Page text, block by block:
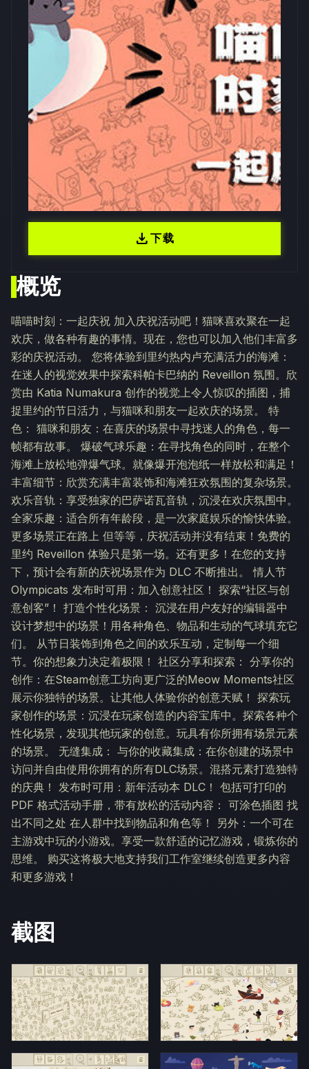
概览
喵喵时刻：一起庆祝 加入庆祝活动吧！猫咪喜欢聚在一起
欢庆，做各种有趣的事情。现在，您也可以加入他们丰富多
彩的庆祝活动。 您将体验到里约热内卢充满活力的海滩：
在迷人的视觉效果中探索科帕卡巴纳的 Reveillon 氛围。欣
赏由 Katia Numakura 创作的视觉上令人惊叹的插图，捕
捉里约的节日活力，与猫咪和朋友一起欢庆的场景。 特
色： 猫咪和朋友：在喜庆的场景中寻找迷人的角色，每一
帧都有故事。 爆破气球乐趣：在寻找角色的同时，在整个
海滩上放松地弹爆气球。就像爆开泡泡纸一样放松和满足！
丰富细节：欣赏充满丰富装饰和海滩狂欢氛围的复杂场景。
欢乐音轨：享受独家的巴萨诺瓦音轨，沉浸在欢庆氛围中。
全家乐趣：适合所有年龄段，是一次家庭娱乐的愉快体验。
更多场景正在路上 但等等，庆祝活动并没有结束！免费的
里约 Reveillon 体验只是第一场。还有更多！在您的支持
下，预计会有新的庆祝场景作为 DLC 不断推出。 情人节
Olympicats 发布时可用：加入创意社区！ 探索“社区与创
意创客”！ 打造个性化场景： 沉浸在用户友好的编辑器中
设计梦想中的场景！用各种角色、物品和生动的气球填充它
们。 从节日装饰到角色之间的欢乐互动，定制每一个细
节。你的想象力决定着极限！ 社区分享和探索： 分享你的
创作：在Steam创意工坊向更广泛的Meow Moments社区
展示你独特的场景。让其他人体验你的创意天赋！ 探索玩
家创作的场景：沉浸在玩家创造的内容宝库中。探索各种个
性化场景，发现其他玩家的创意。玩具有你所拥有场景元素
的场景。 无缝集成： 与你的收藏集成：在你创建的场景中
访问并自由使用你拥有的所有DLC场景。混搭元素打造独特
的庆典！ 发布时可用：新年活动本 DLC！ 包括可打印的
PDF 格式活动手册，带有放松的活动内容： 可涂色插图 找
出不同之处 在人群中找到物品和角色等！ 另外：一个可在
主游戏中玩的小游戏。享受一款舒适的记忆游戏，锻炼你的
思维。 购买这将极大地支持我们工作室继续创造更多内容
和更多游戏！
截图
download下载